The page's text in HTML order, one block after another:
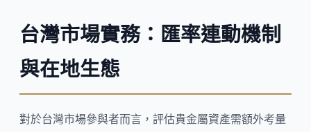
台灣市場實務：匯率連動機制
與在地生態
對於台灣市場參與者而言，評估貴金屬資產需額外考量